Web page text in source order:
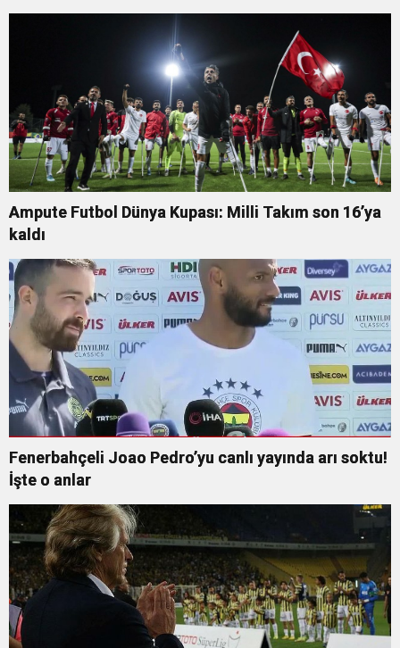
Ampute Futbol Dünya Kupası: Milli Takım son 16’ya
kaldı
Fenerbahçeli Joao Pedro’yu canlı yayında arı soktu!
İşte o anlar